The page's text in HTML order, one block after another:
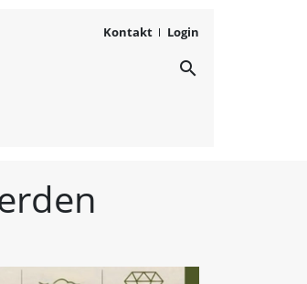
Kontakt Login
search